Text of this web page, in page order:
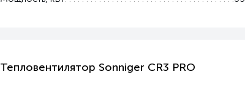
Тепловентилятор Sonniger CR3 PRO